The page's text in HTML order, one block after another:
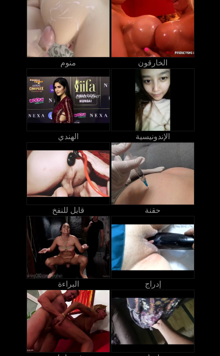
منوم الخارقون
الهندي الإندونيسية
قابل للنفخ حقنة
البراءة إدراج